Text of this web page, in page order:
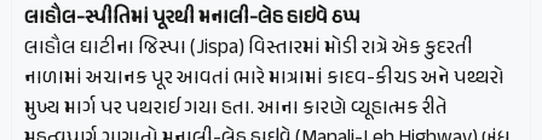
લાહૌલ-સ્પીતિમાં પૂરથી મનાલી-લેહ હાઇવે ઠપ્પ
લાહૌલ ઘાટીના જિસ્પા (Jispa) વિસ્તારમાં મોડી રાત્રે એક કુદરતી
નાળામાં અચાનક પૂર આવતાં ભારે માત્રામાં કાદવ-કીચડ અને પથ્થરો
મુખ્ય માર્ગ પર પથરાઈ ગયા હતા. આના કારણે વ્યૂહાત્મક રીતે